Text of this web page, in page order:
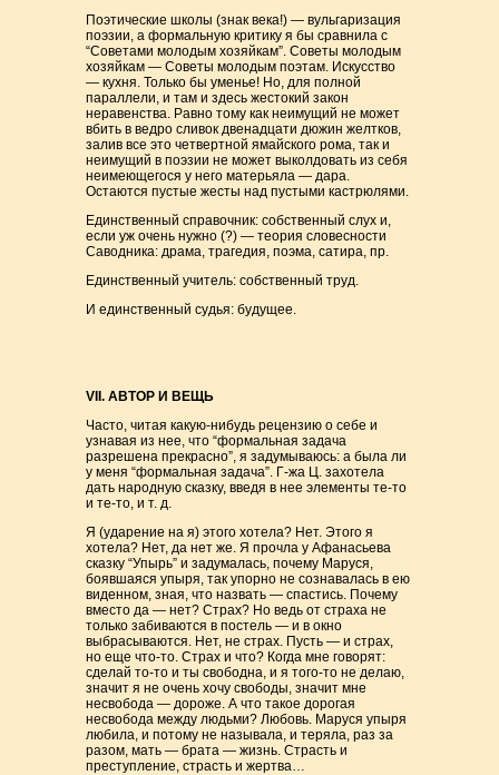
Поэтические школы (знак века!) — вульгаризация
поэзии, а формальную критику я бы сравнила с
“Советами молодым хозяйкам”. Советы молодым
хозяйкам — Советы молодым поэтам. Искусство
— кухня. Только бы уменье! Но, для полной
параллели, и там и здесь жестокий закон
неравенства. Равно тому как неимущий не может
вбить в ведро сливок двенадцати дюжин желтков,
залив все это четвертной ямайского рома, так и
неимущий в поэзии не может выколдовать из себя
неимеющегося у него матерьяла — дара.
Остаются пустые жесты над пустыми кастрюлями.
Единственный справочник: собственный слух и,
если уж очень нужно (?) — теория словесности
Саводника: драма, трагедия, поэма, сатира, пр.
Единственный учитель: собственный труд.
И единственный судья: будущее.
VII. АВТОР И ВЕЩЬ
Часто, читая какую-нибудь рецензию о себе и
узнавая из нее, что “формальная задача
разрешена прекрасно”, я задумываюсь: а была ли
у меня “формальная задача”. Г-жа Ц. захотела
дать народную сказку, введя в нее элементы те-то
и те-то, и т. д.
Я (ударение на я) этого хотела? Нет. Этого я
хотела? Нет, да нет же. Я прочла у Афанасьева
сказку “Упырь” и задумалась, почему Маруся,
боявшаяся упыря, так упорно не сознавалась в ею
виденном, зная, что назвать — спастись. Почему
вместо да — нет? Страх? Но ведь от страха не
только забиваются в постель — и в окно
выбрасываются. Нет, не страх. Пусть — и страх,
но еще что-то. Страх и что? Когда мне говорят:
сделай то-то и ты свободна, и я того-то не делаю,
значит я не очень хочу свободы, значит мне
несвобода — дороже. А что такое дорогая
несвобода между людьми? Любовь. Маруся упыря
любила, и потому не называла, и теряла, раз за
разом, мать — брата — жизнь. Страсть и
преступление, страсть и жертва…